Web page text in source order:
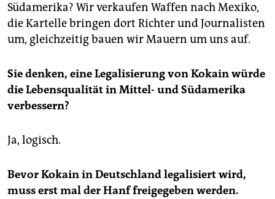
Südamerika? Wir verkaufen Waffen nach Mexiko,
die Kartelle bringen dort Richter und Journalisten
um, gleichzeitig bauen wir Mauern um uns auf.
Sie denken, eine Legalisierung von Kokain würde
die Lebensqualität in Mittel- und Südamerika
verbessern?
Ja, logisch.
Bevor Kokain in Deutschland legalisiert wird,
muss erst mal der Hanf freigegeben werden.